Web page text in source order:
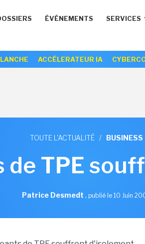
ÉVÉNEMENTS SERVICES
ACCÉLERATEUR IA
TOUTE L'ACTUALITÉ / BUSINESS
de TPE
Patrice Desmedt , publié le 10 Juin